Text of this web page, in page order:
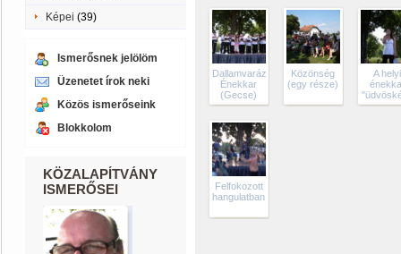
Képei (39)
Ismerősnek jelölöm
Üzenetet írok neki
Közös ismerőseink
Blokkolom
KÖZALAPÍTVÁNY
ISMERŐSEI
Dallamvarázs
Énekkar
(Gecse)
Közönség
(egy része)
A helyi
Felfokozott
hangulatban